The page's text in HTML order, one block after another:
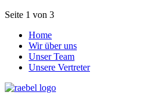
Seite 1 von 3
Home
Wir über uns
Unser Team
Unsere Vertreter